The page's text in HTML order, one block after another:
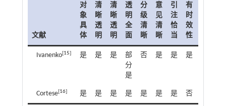
文献
对
象
具
体
清
晰
透
明
清
晰
透
明
透
明
全
面
分
级
清
晰
意
见
清
晰
引
注
恰
当
有
时
效
性
Ivanenko[15] 是 是 是
部
分
是
否 是 是 是
Cortese[16] 是 是 是 是 是 是 是 否